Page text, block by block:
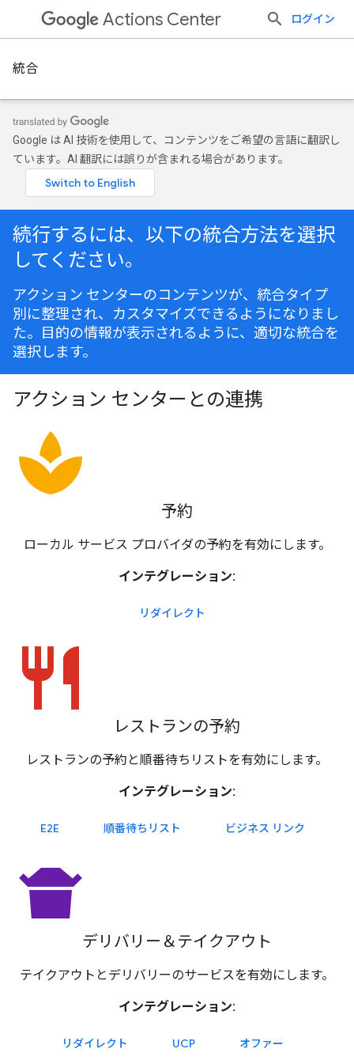
Actions Center ログイン
統合
Google は AI 技術を使用して、コンテンツをご希望の言語に翻訳し
ています。AI 翻訳には誤りが含まれる場合があります。
続行するには、以下の統合方法を選択
してください。
アクション センターのコンテンツが、統合タイプ
別に整理され、カスタマイズできるようになりまし
た。目的の情報が表示されるように、適切な統合を
選択します。
アクション センターとの連携
spa
予約
ローカル サービス プロバイダの予約を有効にします。
インテグレーション:
リダイレクト
restaurant
レストランの予約
レストランの予約と順番待ちリストを有効にします。
インテグレーション:
E2E 順番待ちリスト ビジネス リンク
takeout_dining
デリバリー＆テイクアウト
テイクアウトとデリバリーのサービスを有効にします。
インテグレーション:
リダイレクト UCP オファー